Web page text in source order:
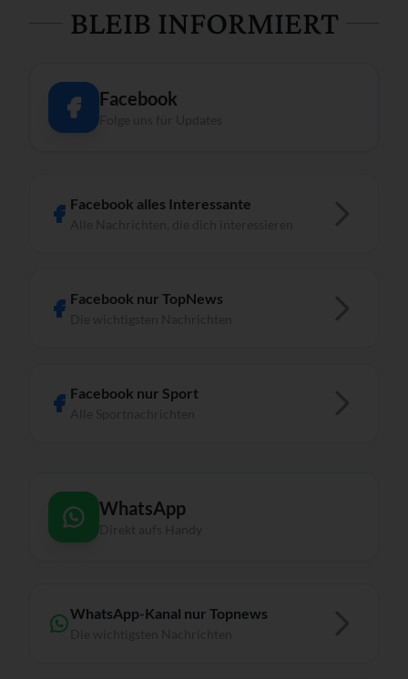
BLEIB INFORMIERT
Facebook
Facebook alles Interessante
Facebook nur TopNews
Facebook nur Sport
WhatsApp
WhatsApp-Kanal nur Topnews